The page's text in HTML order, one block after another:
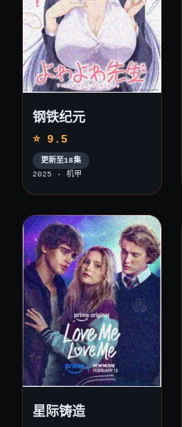
钢铁纪元
⭐ 9.5
更新至18集
2025 · 机甲
星际铸造